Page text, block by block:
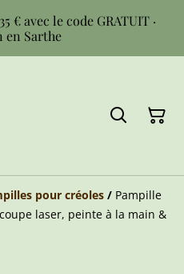
€ avec le code GRATUIT ·
en Sarthe
pour créoles / Pampille
laser, peinte à la main &